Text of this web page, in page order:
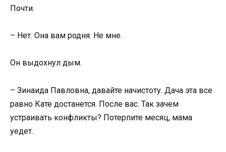
Почти.
– Нет. Она вам родня. Не мне.
Он выдохнул дым.
– Зинаида Павловна, давайте начистоту. Дача эта все
равно Кате достанется. После вас. Так зачем
устраивать конфликты? Потерпите месяц, мама
уедет.